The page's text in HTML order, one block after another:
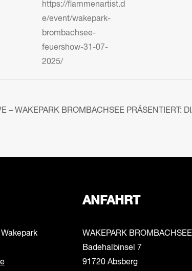
https://flammenartist.d
e/event/wakepark-
brombachsee-
feuershow-31-07-
2025/
– WAKEPARK BROMBACHSEE PRÄSENTIERT:
ANFAHRT
WAKEPARK BROMBACHSEE
Badehalbinsel 7
91720 Absberg